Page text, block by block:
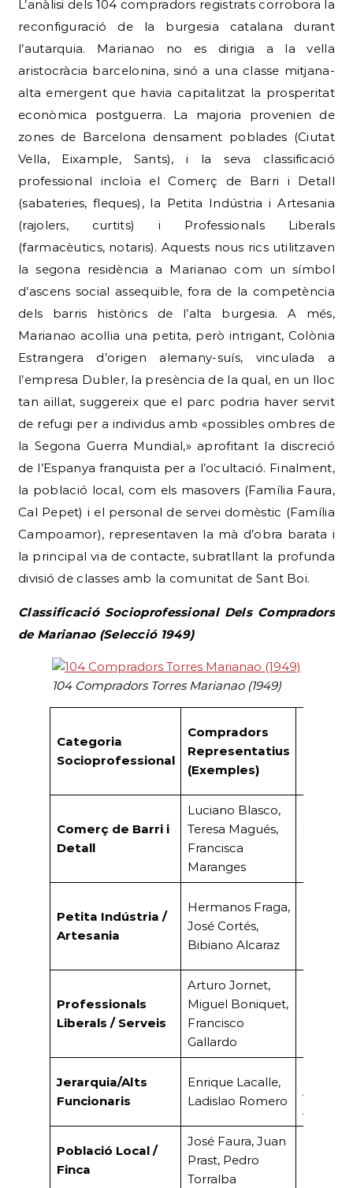
L’anàlisi dels 104 compradors registrats corrobora la
reconfiguració de la burgesia catalana durant
l’autarquia. Marianao no es dirigia a la vella
aristocràcia barcelonina, sinó a una classe mitjana-
alta emergent que havia capitalitzat la prosperitat
econòmica postguerra. La majoria provenien de
zones de Barcelona densament poblades (Ciutat
Vella, Eixample, Sants), i la seva classificació
professional incloïa el Comerç de Barri i Detall
(sabateries, fleques), la Petita Indústria i Artesania
(rajolers, curtits) i Professionals Liberals
(farmacèutics, notaris). Aquests nous rics utilitzaven
la segona residència a Marianao com un símbol
d’ascens social assequible, fora de la competència
dels barris històrics de l’alta burgesia. A més,
Marianao acollia una petita, però intrigant, Colònia
Estrangera d’origen alemany-suís, vinculada a
l’empresa Dubler, la presència de la qual, en un lloc
tan aïllat, suggereix que el parc podria haver servit
de refugi per a individus amb «possibles ombres de
la Segona Guerra Mundial,» aprofitant la discreció
de l’Espanya franquista per a l’ocultació. Finalment,
la població local, com els masovers (Família Faura,
Cal Pepet) i el personal de servei domèstic (Família
Campoamor), representaven la mà d’obra barata i
la principal via de contacte, subratllant la profunda
divisió de classes amb la comunitat de Sant Boi.
Classificació Socioprofessional Dels Compradors
de Marianao (Selecció 1949)
104 Compradors Torres Marianao (1949)
Categoria
Socioprofessional
Compradors
Representatius
(Exemples)
Comerç de Barri i
Detall
Luciano Blasco,
Teresa Magués,
Francisca
Maranges
Petita Indústria /
Artesania
Hermanos Fraga,
José Cortés,
Bibiano Alcaraz
Professionals
Liberals / Serveis
Arturo Jornet,
Miguel Boniquet,
Francisco
Gallardo
Jerarquia/Alts
Funcionaris
Enrique Lacalle,
Ladislao Romero
Adreça
Població Local /
Finca
José Faura, Juan
Prast, Pedro
Torralba